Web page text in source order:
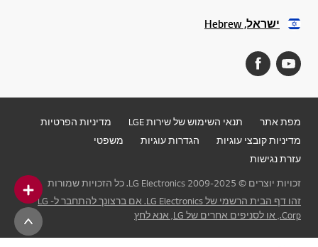
ישראל, Hebrew
מפת אתר תנאי השימוש של שירות LGE
מדיניות הפרטיות
מדיניות קובצי עוגיות
הגדרות עוגיות
משפטי
עזרת נגישות
זכויות יוצרים © 2009-2025 LG Electronics. כל הזכויות שמורות
זהו דף הבית הרשמי של LG Electronics. אם ברצונך להתחבר ל- LG
Corp., או לסניפים אחרים של LG, אנא לחץ